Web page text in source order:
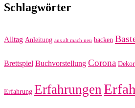
Schlagwörter
Alltag Anleitung aus alt mach neu backen
Brettspiel Buchvorstellung Corona
Erfahrung Erfahrungen